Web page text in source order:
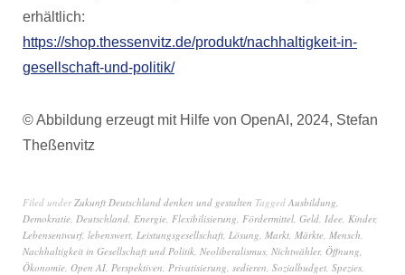
erhältlich:
https://shop.thessenvitz.de/produkt/nachhaltigkeit-in-
gesellschaft-und-politik/
© Abbildung erzeugt mit Hilfe von OpenAI, 2024, Stefan
Theßenvitz
Filed underZukunft Deutschland denken und gestalten Tagged Ausbildung,
Demokratie, Deutschland, Energie, Flexibilisierung, Fördermittel, Geld, Idee, Kinder,
Lebensentwurf, lebenswert, Leistungsgesellschaft, Lösung, Markt, Märkte, Mensch,
Nachhaltigkeit in Gesellschaft und Politik, Neoliberalismus, Nichtwähler, Öffnung,
Ökonomie, Open AI, Perspektiven, Privatisierung, sedieren, Sozialbudget, Spezies,